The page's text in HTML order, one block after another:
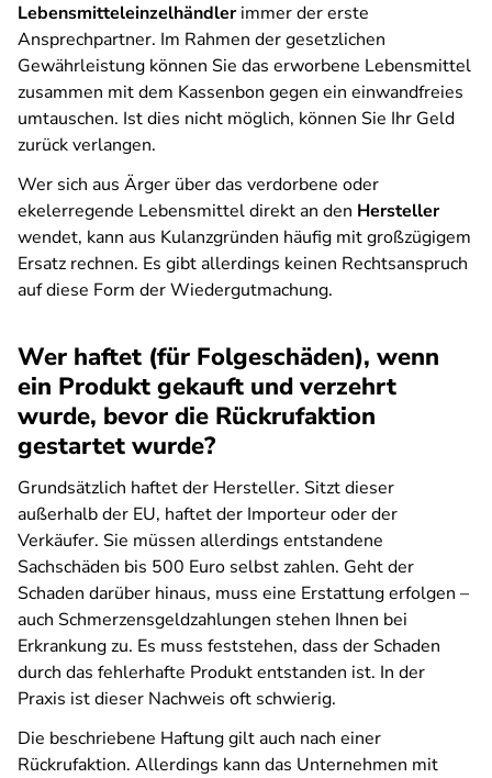
Lebensmitteleinzelhändlerimmer der erste
Ansprechpartner. Im Rahmen der gesetzlichen
Gewährleistung können Sie das erworbene Lebensmittel
zusammen mit dem Kassenbon gegen ein einwandfreies
umtauschen. Ist dies nicht möglich, können Sie Ihr Geld
zurück verlangen.
Wer sich aus Ärger über das verdorbene oder
ekelerregende Lebensmittel direkt an den Hersteller
wendet, kann aus Kulanzgründen häufig mit großzügigem
Ersatz rechnen. Es gibt allerdings keinen Rechtsanspruch
auf diese Form der Wiedergutmachung.
Wer haftet (für Folgeschäden), wenn
ein Produkt gekauft und verzehrt
wurde, bevor die Rückrufaktion
gestartet wurde?
Grundsätzlich haftet der Hersteller. Sitzt dieser
außerhalb der EU, haftet der Importeur oder der
Verkäufer. Sie müssen allerdings entstandene
Sachschäden bis 500 Euro selbst zahlen. Geht der
Schaden darüber hinaus, muss eine Erstattung erfolgen –
auch Schmerzensgeldzahlungen stehen Ihnen bei
Erkrankung zu. Es muss feststehen, dass der Schaden
durch das fehlerhafte Produkt entstanden ist. In der
Praxis ist dieser Nachweis oft schwierig.
Die beschriebene Haftung gilt auch nach einer
Rückrufaktion. Allerdings kann das Unternehmen mit